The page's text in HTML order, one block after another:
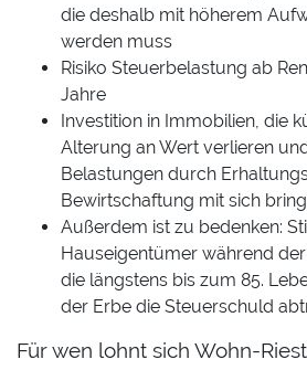
die deshalb mit höherem
werden muss
Risiko Steuerbelastung ab
Jahre
Investition in Immobilien, die
Alterung an Wert verlieren
Belastungen durch
Bewirtschaftung mit sich
Außerdem ist zu bedenken:
Hauseigentümer während
die längstens bis zum 85.
der Erbe die Steuerschuld
Für wen lohnt sich Wohn-